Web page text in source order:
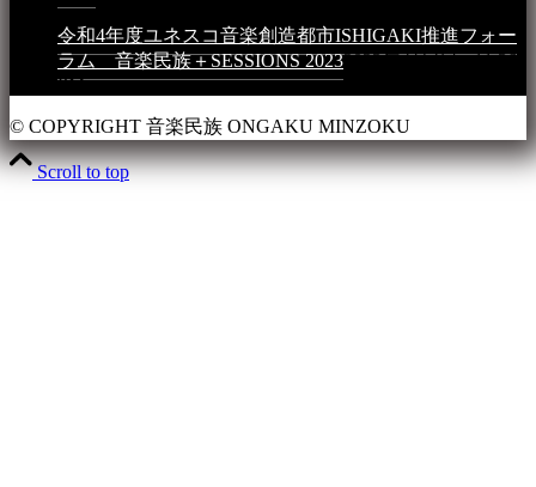
令和4年度ユネスコ音楽創造都市ISHIGAKI推進フォー
ラム 音楽民族＋SESSIONS 20232023年4月4日 - 11:36
PM
© COPYRIGHT 音楽民族 ONGAKU MINZOKU
Scroll to top